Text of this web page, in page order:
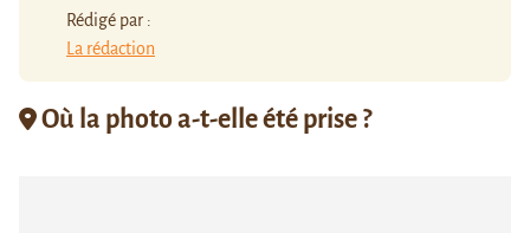
Rédigé par :
La rédaction
Où la photo a-t-elle été prise ?